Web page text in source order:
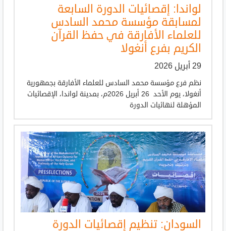
لواندا: إقصائيات الدورة السابعة
لمسابقة مؤسسة محمد السادس
للعلماء الأفارقة في حفظ القرآن
الكريم بفرع أنغولا
29 أبريل 2026
نظم فرع مؤسسة محمد السادس للعلماء الأفارقة بجمهورية
أنغولا، يوم الأحد 26 أبريل 2026م، بمدينة لواندا، الإقصائيات
المؤهلة لنهائيات الدورة
السودان: تنظيم إقصائيات الدورة